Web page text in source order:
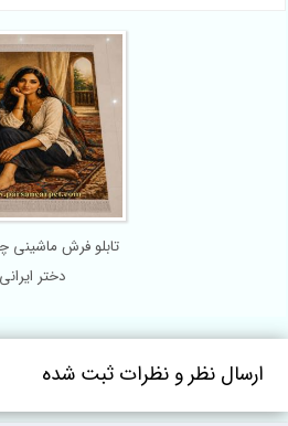
تابلو فرش ماشینی
دختر ایرانی
ارسال نظر و نظرات ثبت شده